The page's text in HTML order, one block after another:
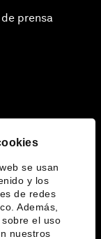
se usan
y los
de redes
Además,
el uso
nuestros
prensa